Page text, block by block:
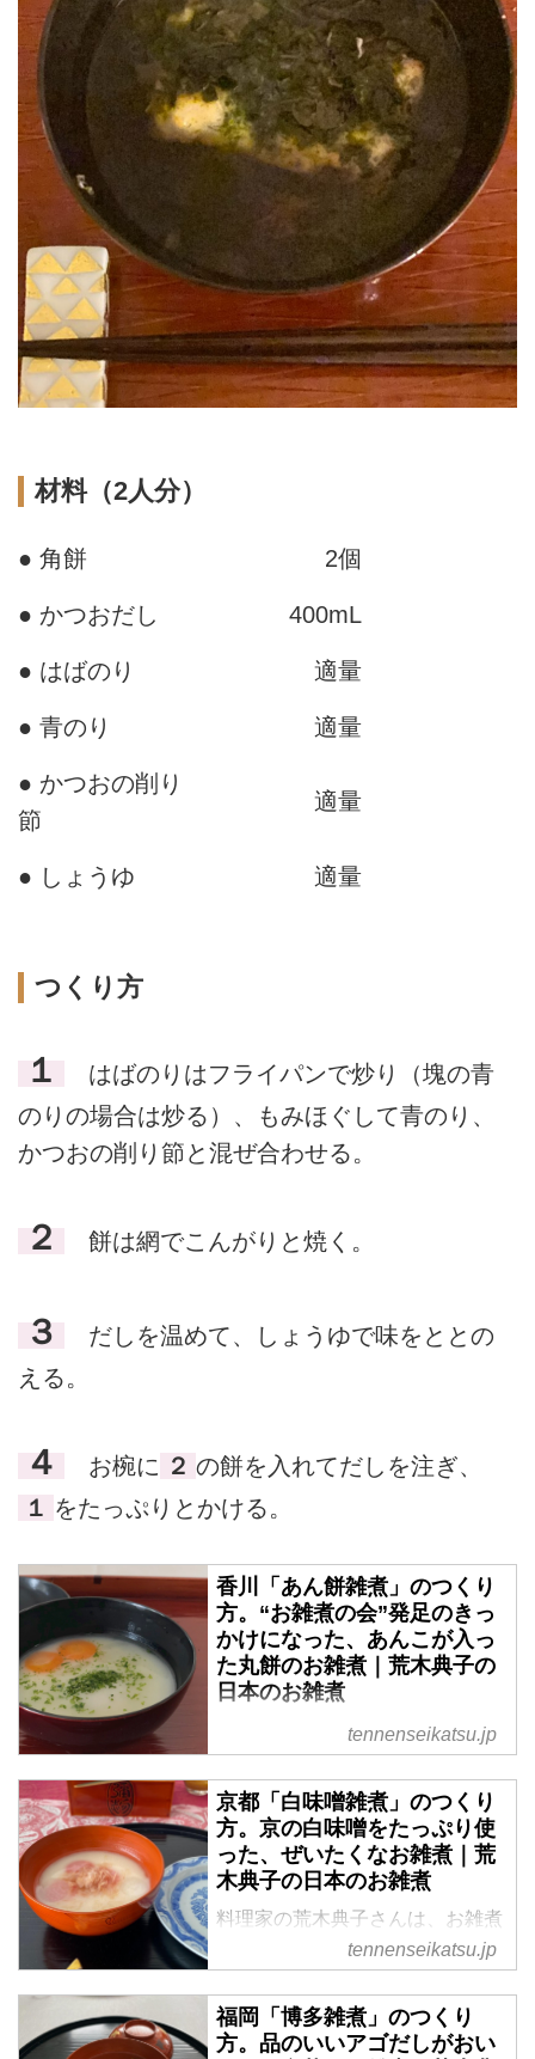
材料（2人分）
● 角餅 2個
● かつおだし 400mL
● はばのり 適量
● 青のり 適量
● かつおの削り
節
適量
● しょうゆ 適量
つくり方
１
はばのりはフライパンで炒り（塊の青
のりの場合は炒る）、もみほぐして青のり、
かつおの削り節と混ぜ合わせる。
２ 餅は網でこんがりと焼く。
３
だしを温めて、しょうゆで味をととの
える。
４ お椀に ２ の餅を入れてだしを注ぎ、
１ をたっぷりとかける。
香川「あん餅雑煮」のつくり
方。“お雑煮の会”発足のきっ
かけになった、あんこが入っ
た丸餅のお雑煮｜荒木典子の
日本のお雑煮
料理家の荒木典子さんは、お雑煮
好き。毎月「お雑煮の会」なるも
のを開き、地域のお雑煮を再現し
て試食しているそうです。香川の
「あん餅雑煮」が生まれた背景と
レシピについて教えていただきま
した。
tennenseikatsu.jp
京都「白味噌雑煮」のつくり
方。京の白味噌をたっぷり使
った、ぜいたくなお雑煮｜荒
木典子の日本のお雑煮
料理家の荒木典子さんは、お雑煮
好き。毎月「お雑煮の会」なるも
のを開き、地域のお雑煮を再現し
て試食しているそうです。京都の
「白味噌雑煮」が生まれた背景と
tennenseikatsu.jp
福岡「博多雑煮」のつくり
方。品のいいアゴだしがおい